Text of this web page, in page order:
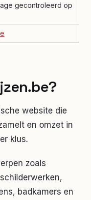
gecontroleerd op
website die
en omzet in
klus.
zoals
badkamers en